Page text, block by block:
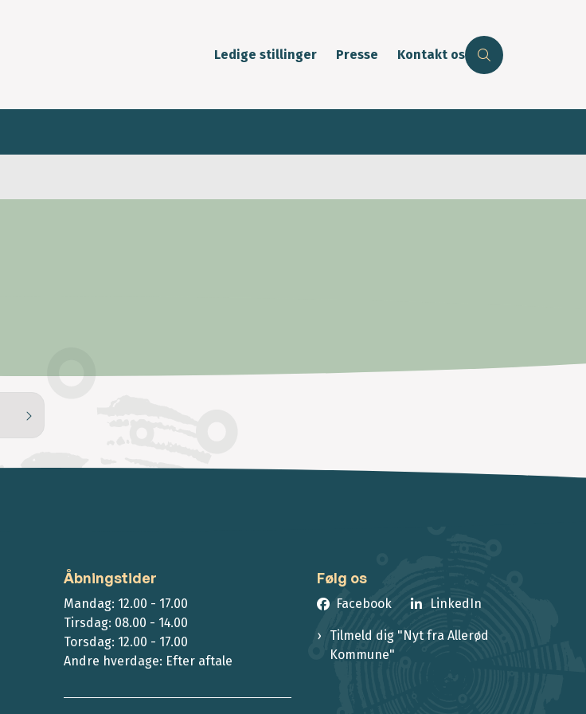
Ledige stillinger Presse Kontakt os
Åbningstider
Mandag: 12.00 - 17.00
Tirsdag: 08.00 - 14.00
Torsdag: 12.00 - 17.00
Andre hverdage: Efter aftale
Følg os
Facebook LinkedIn
Tilmeld dig "Nyt fra Allerød
Kommune"